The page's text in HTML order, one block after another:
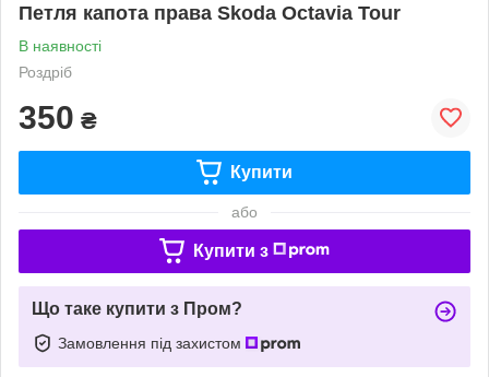
Петля капота права Skoda Octavia Tour
В наявності
Роздріб
350 ₴
Купити
або
Купити з
Що таке купити з Пром?
Замовлення під захистом